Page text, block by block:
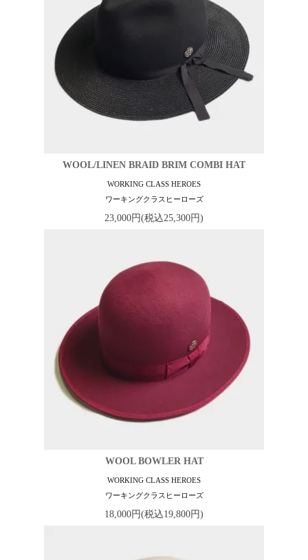
WOOL/LINEN BRAID BRIM COMBI HAT
WORKING CLASS HEROES
ワーキングクラスヒーローズ
23,000円(税込25,300円)
WOOL BOWLER HAT
WORKING CLASS HEROES
ワーキングクラスヒーローズ
18,000円(税込19,800円)